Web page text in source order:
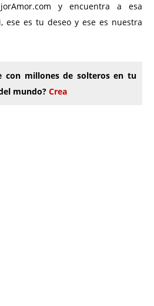
y encuentra a esa
ese es tu deseo y ese es nuestra
con millones de solteros en tu
mundo? Crea